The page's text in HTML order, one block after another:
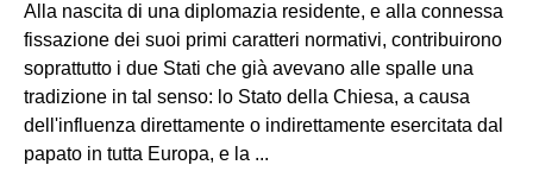
Alla nascita di una diplomazia residente, e alla connessa
fissazione dei suoi primi caratteri normativi, contribuirono
soprattutto i due Stati che già avevano alle spalle una
tradizione in tal senso: lo Stato della Chiesa, a causa
dell'influenza direttamente o indirettamente esercitata dal
papato in tutta Europa, e la ...